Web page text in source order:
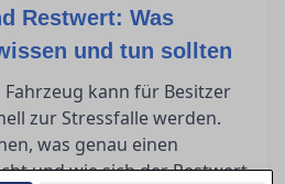
Restwert: Was
und tun sollten
Fahrzeug kann für Besitzer
zur Stressfalle werden.
was genau einen
und wie sich der Restwert